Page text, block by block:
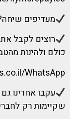
מעדיפים שיחה?
רוצים לקבל
כולם ולהינות
WhatsApp
עקבו אחרינו
שקיימות רק